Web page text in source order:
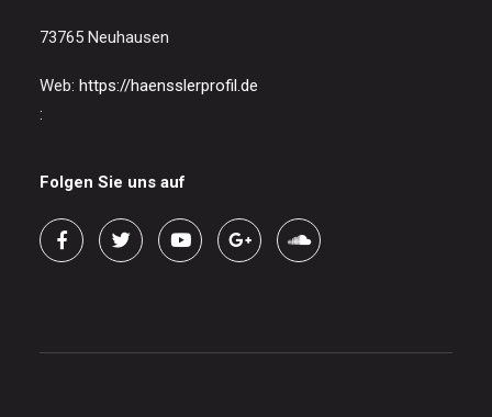
73765 Neuhausen
Web: https://haensslerprofil.de
:
Folgen Sie uns auf